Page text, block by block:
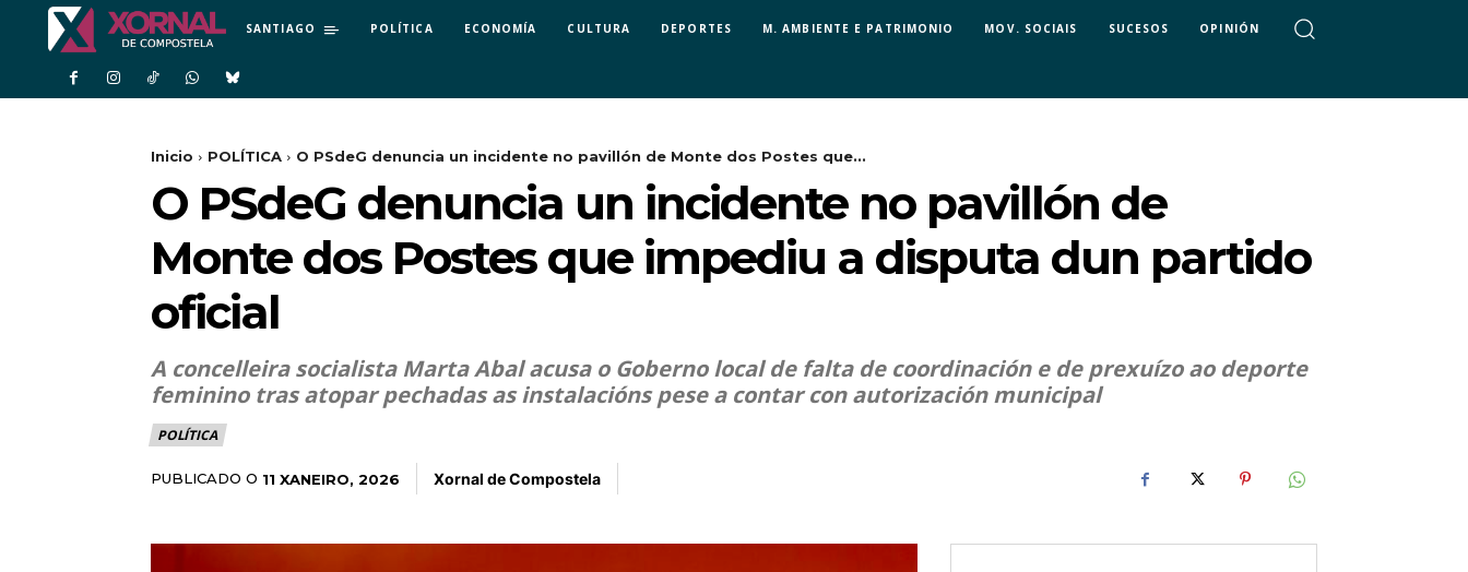
SANTIAGO POLÍTICA ECONOMÍA CULTURA DEPORTES M. AMBIENTE E PATRIMONIO MOV. SOCIAIS SUCESOS OPINIÓN
Inicio POLÍTICA O PSdeG denuncia un incidente no pavillón de Monte dos Postes que...
O PSdeG denuncia un incidente no pavillón de
Monte dos Postes que impediu a disputa dun partido
oficial
A concelleira socialista Marta Abal acusa o Goberno local de falta de coordinación e de prexuízo ao deporte
feminino tras atopar pechadas as instalacións pese a contar con autorización municipal
POLÍTICA
PUBLICADO O 11 XANEIRO, 2026 Xornal de Compostela